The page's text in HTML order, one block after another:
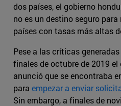
dos países, el gobierno
no es un destino seguro
países con tasas más altas
Pese a las críticas
finales de octubre de 2019
anunció que se encontraba
para empezar a enviar
Sin embargo, a finales de